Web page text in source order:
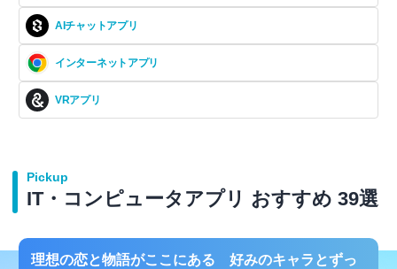
AIチャットアプリ
インターネットアプリ
VRアプリ
Pickup
IT・コンピュータアプリ おすすめ 39選
理想の恋と物語がここにある 好みのキャラとずっ